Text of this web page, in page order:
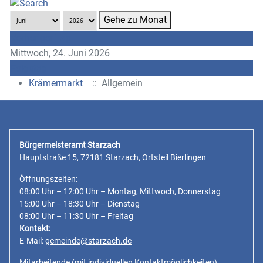
Gehe zu Monat
Mittwoch, 24. Juni 2026
Krämermarkt
:: Allgemein
Bürgermeisteramt Starzach
Hauptstraße 15, 72181 Starzach, Ortsteil Bierlingen
Öffnungszeiten:
08:00 Uhr – 12:00 Uhr – Montag, Mittwoch, Donnerstag
15:00 Uhr – 18:30 Uhr – Dienstag
08:00 Uhr – 11:30 Uhr – Freitag
Kontakt:
E-Mail:gemeinde@starzach.de